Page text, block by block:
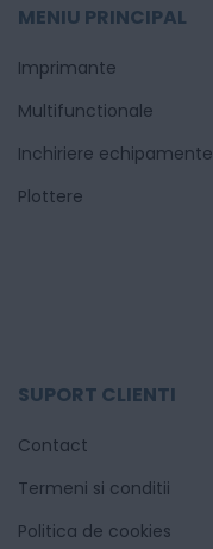
MENIU PRINCIPAL
Imprimante
Multifunctionale
Inchiriere echipamente
Plottere
SUPORT CLIENTI
Contact
Termeni si conditii
Politica de cookies